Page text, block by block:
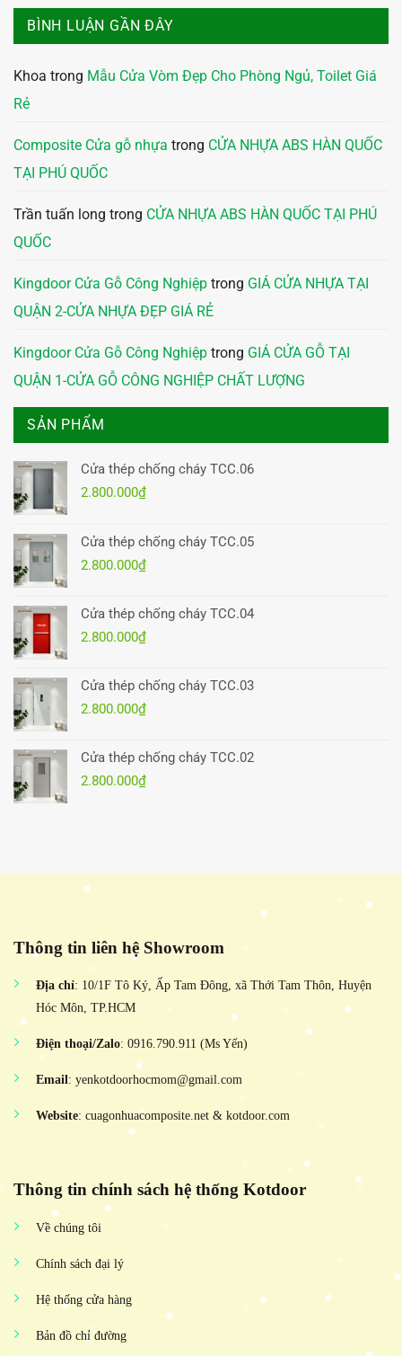
BÌNH LUẬN GẦN ĐÂY
Khoa trong Mẫu Cửa Vòm Đẹp Cho Phòng Ngủ, Toilet Giá
Rẻ
Composite Cửa gỗ nhựa trong CỬA NHỰA ABS HÀN QUỐC
TẠI PHÚ QUỐC
Trần tuấn long trong CỬA NHỰA ABS HÀN QUỐC TẠI PHÚ
QUỐC
Kingdoor Cửa Gỗ Công Nghiệp trong GIÁ CỬA NHỰA TẠI
QUẬN 2-CỬA NHỰA ĐẸP GIÁ RẺ
Kingdoor Cửa Gỗ Công Nghiệp trong GIÁ CỬA GỖ TẠI
QUẬN 1-CỬA GỖ CÔNG NGHIỆP CHẤT LƯỢNG
SẢN PHẨM
Cửa thép chống cháy TCC.06
2.800.000₫
Cửa thép chống cháy TCC.05
2.800.000₫
Cửa thép chống cháy TCC.04
2.800.000₫
Cửa thép chống cháy TCC.03
2.800.000₫
Cửa thép chống cháy TCC.02
2.800.000₫
Thông tin liên hệ Showroom
Địa chỉ: 10/1F Tô Ký, Ấp Tam Đông, xã Thới Tam Thôn, Huyện
Hóc Môn, TP.HCM
Điện thoại/Zalo: 0916.790.911 (Ms Yến)
Email: yenkotdoorhocmom@gmail.com
Website: cuagonhuacomposite.net & kotdoor.com
Thông tin chính sách hệ thống Kotdoor
Về chúng tôi
Chính sách đại lý
Hệ thống cửa hàng
Bản đồ chỉ đường